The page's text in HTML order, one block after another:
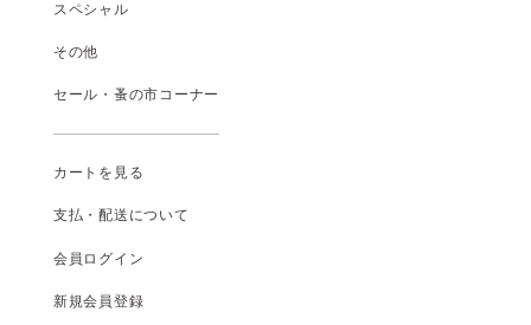
スペシャル
その他
セール・蚤の市コーナー
カートを見る
支払 ・配送について
会員ログイン
新規会員登録